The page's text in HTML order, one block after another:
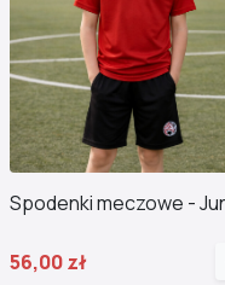
Spodenki meczowe -
56,00 zł